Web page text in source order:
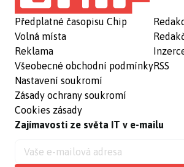
Předplatné časopisu Chip
Volná místa
Reklama
Všeobecné obchodní podmínky
Nastavení soukromí
Zásady ochrany soukromí
Cookies zásady
RSS
Zajímavosti ze světa IT v e-mailu